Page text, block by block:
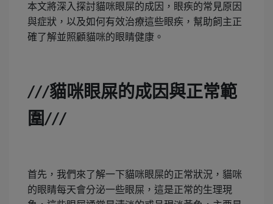
本文將深入探討貓咪眼屎的成因，眼疾的常見原因
與症狀，以及如何有效治療這些眼疾，幫助飼主正
確了解並照顧貓咪的眼睛健康。
///貓咪眼屎的成因與正常範
圍///
首先，我們來了解一下貓咪眼屎的正常狀況，貓咪
的眼睛每天會分泌一些眼屎，這是正常的生理現